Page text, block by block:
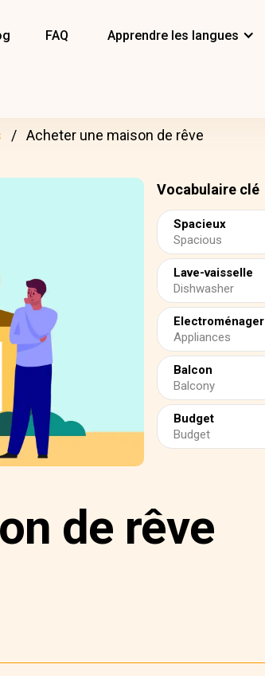
FAQ Apprendre les langues
Acheter une maison de rêve
Vocabulaire clé
Spacieux
Spacious
Lave-vaisselle
Dishwasher
Electroménager
Appliances
Balcon
Balcony
Budget
Budget
de rêve